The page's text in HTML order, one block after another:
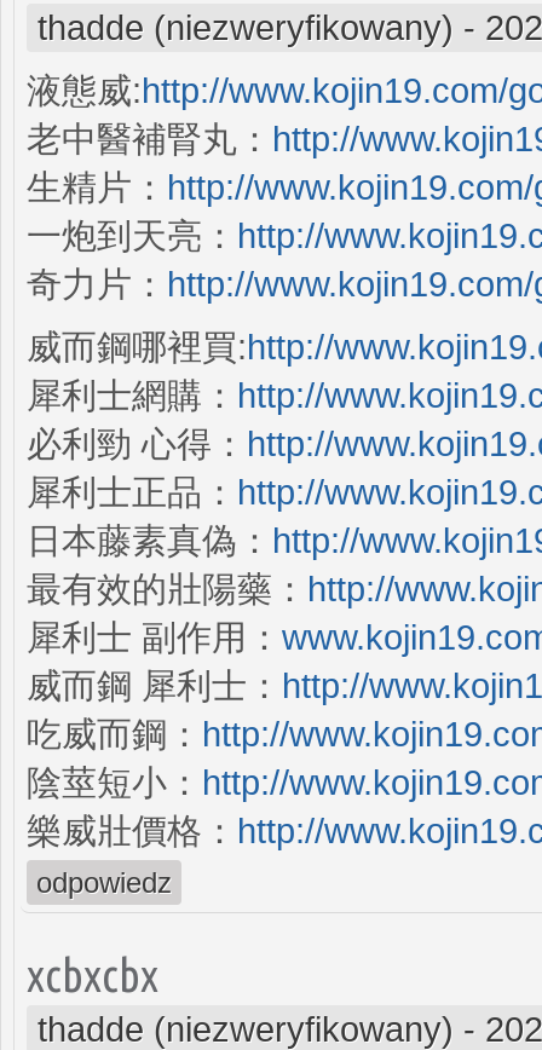
thadde (niezweryfikowany) -
液態威:http://www.kojin19.com/
老中醫補腎丸： http://
生精片： http://
一炮到天亮： http://
奇力片： http://
威而鋼哪裡買:http://
犀利士網購： http://
必利勁 心得： http://
犀利士正品： http://
日本藤素真偽： http://
最有效的壯陽藥： http://
犀利士 副作用：
威而鋼 犀利士： http://
吃威而鋼： http://
陰莖短小： http://
樂威壯價格： http://
odpowiedz
xcbxcbx
thadde (niezweryfikowany) -